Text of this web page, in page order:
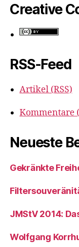
Creative
RSS-Feed
Artikel (RSS)
Kommentare
Neueste
Gekränkte
JMStV 2014:
Wolfgang